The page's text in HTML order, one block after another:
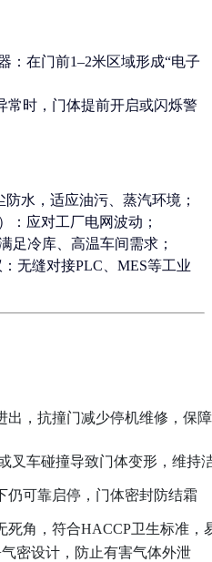
：在门前1–2米区域形成“电子
常时，门体提前开启或闪烁警
防水，适应油污、蒸汽环境；
：应对工厂电网波动；
满足冷库、高温车间需求；
：无缝对接PLC、MES等工业
出，抗撞门减少停机维修，保
叉车碰撞导致门体变形，维持
仍可靠启停，门体密封防结霜
死角，符合HACCP卫生标准，
密设计，防止有害气体外泄